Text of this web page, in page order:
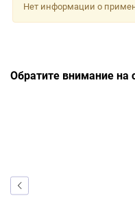
Нет информации о
Обратите внимание на